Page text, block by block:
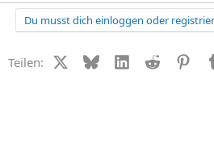
Du musst dich einloggen oder
Teilen: X (Twitter)
BlueskyLinkedIn
Reddit